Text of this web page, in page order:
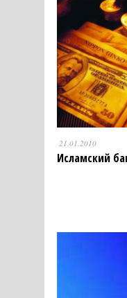
21.01.2010
Исламский